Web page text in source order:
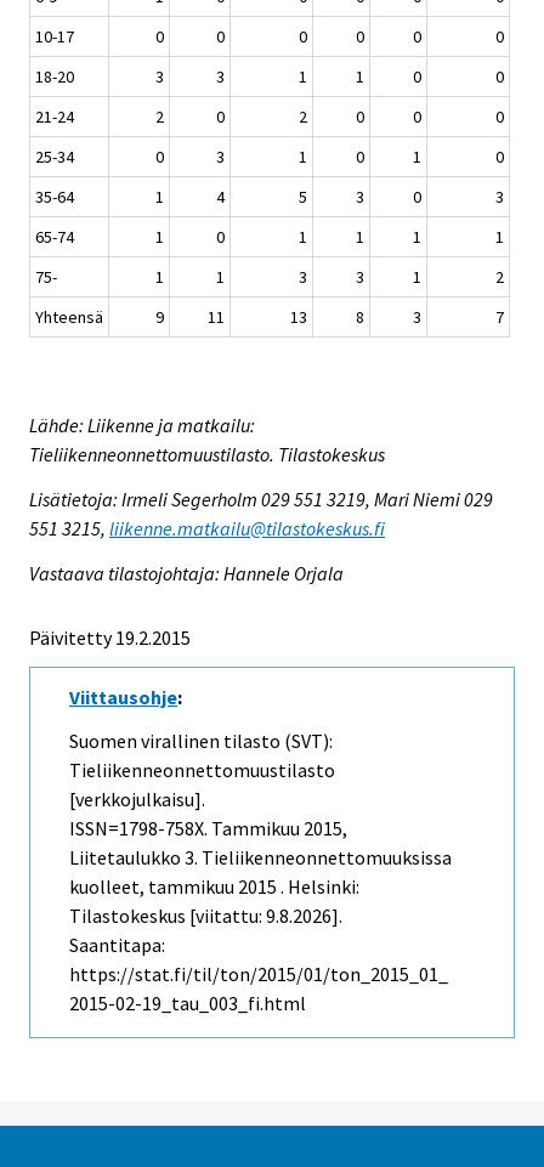
10-17
0 0 0 0 0
0
18-20
3 3 1 1 0
0
21-24
2 0 2 0 0
0
25-34
0 3 1 0 1
0
35-64
1 4 5 3 0
3
65-74
1 0 1 1 1
1
75-
1 1 3 3 1
2
Yhteensä
9 11 13 8 3 7
Lähde: Liikenne ja matkailu:
Tieliikenneonnettomuustilasto. Tilastokeskus
Lisätietoja: Irmeli Segerholm 029 551 3219, Mari Niemi 029
551 3215, liikenne.matkailu@tilastokeskus.fi
Vastaava tilastojohtaja: Hannele Orjala
Päivitetty 19.2.2015
Viittausohje:
Suomen virallinen tilasto (SVT):
Tieliikenneonnettomuustilasto
[verkkojulkaisu].
ISSN=1798-758X. Tammikuu 2015,
Liitetaulukko 3. Tieliikenneonnettomuuksissa
kuolleet, tammikuu 2015 . Helsinki:
Tilastokeskus [viitattu: 9.8.2026].
Saantitapa:
https://stat.fi/til/ton/2015/01/ton_2015_01_
2015-02-19_tau_003_fi.html